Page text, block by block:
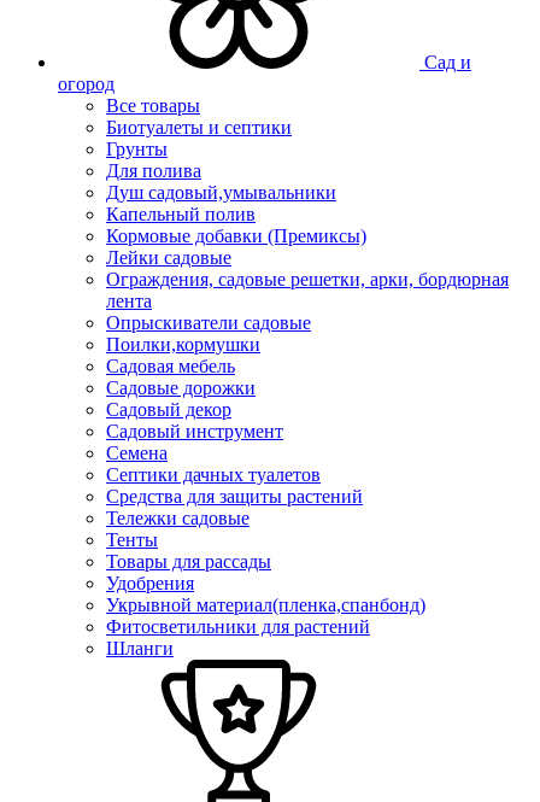
Сад и
огород
Все товары
Биотуалеты и септики
Грунты
Для полива
Душ садовый,умывальники
Капельный полив
Кормовые добавки (Премиксы)
Лейки садовые
Ограждения, садовые решетки, арки, бордюрная
лента
Опрыскиватели садовые
Поилки,кормушки
Садовая мебель
Садовые дорожки
Садовый декор
Садовый инструмент
Семена
Септики дачных туалетов
Средства для защиты растений
Тележки садовые
Тенты
Товары для рассады
Удобрения
Укрывной материал(пленка,спанбонд)
Фитосветильники для растений
Шланги